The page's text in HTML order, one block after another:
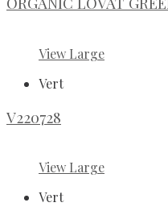
View Large
Vert
V220728
View Large
Vert